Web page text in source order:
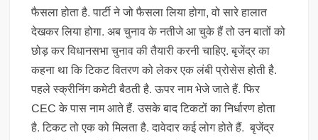
फैसला होता है. पार्टी ने जो फैसला लिया होगा, वो सारे हालात
देखकर लिया होगा. अब चुनाव के नतीजे आ चुके हैं तो उन बातों को
छोड़ कर विधानसभा चुनाव की तैयारी करनी चाहिए. बृजेंद्र का
कहना था कि टिकट वितरण को लेकर एक लंबी प्रोसेस होती है.
पहले स्क्रीनिंग कमेटी बैठती है. ऊपर नाम भेजे जाते हैं. फिर
CEC के पास नाम आते हैं. उसके बाद टिकटों का निर्धारण होता
है. टिकट तो एक को मिलता है. दावेदार कई लोग होते हैं. बृजेंद्र